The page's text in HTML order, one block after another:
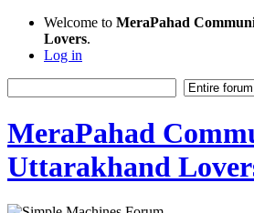
Welcome to MeraPahad
Lovers.
Log in
MeraPahad
Uttarakhand